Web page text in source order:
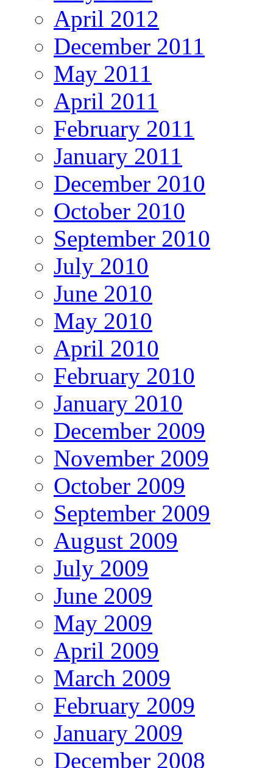
April 2012
December 2011
May 2011
April 2011
February 2011
January 2011
December 2010
October 2010
September 2010
July 2010
June 2010
May 2010
April 2010
February 2010
January 2010
December 2009
November 2009
October 2009
September 2009
August 2009
July 2009
June 2009
May 2009
April 2009
March 2009
February 2009
January 2009
December 2008